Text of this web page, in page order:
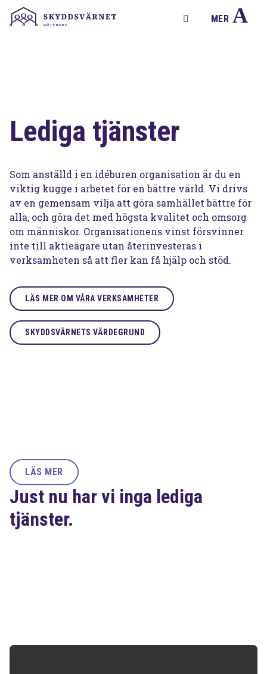
MER A
Lediga tjänster
Som anställd i en idéburen organisation är du en
viktig kugge i arbetet för en bättre värld. Vi drivs
av en gemensam vilja att göra samhället bättre för
alla, och göra det med högsta kvalitet och omsorg
om människor. Organisationens vinst försvinner
inte till aktieägare utan återinvesteras i
verksamheten så att fler kan få hjälp och stöd.
LÄS MER OM VÅRA VERKSAMHETER
SKYDDSVÄRNETS VÄRDEGRUND
LÄS MER
Just nu har vi inga lediga
tjänster.